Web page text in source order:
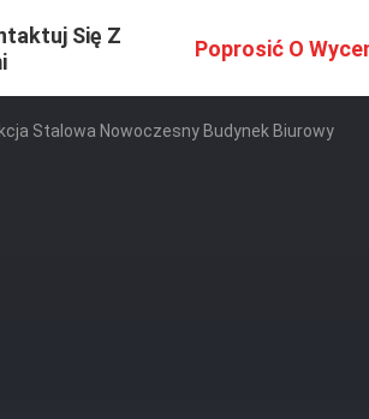
Się Z
Poprosić O
Stalowa Nowoczesny Budynek Biurowy